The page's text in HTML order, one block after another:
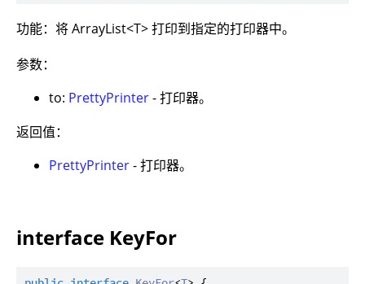
功能：将 ArrayList<T> 打印到指定的打印器中。
参数：
to: PrettyPrinter- 打印器。
返回值：
PrettyPrinter- 打印器。
interface KeyFor